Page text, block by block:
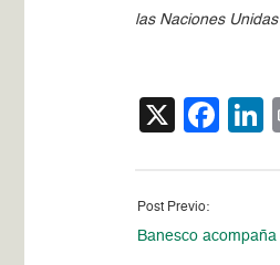
las Naciones
X
Post Previo:
Banesco